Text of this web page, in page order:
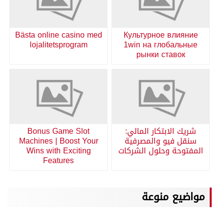
Культурное влияние
1win на глобальные
рынки ставок
Bästa online casino med
lojalitetsprogram
شريك الابتكار المالي:
سنقل فيو والمصرفية
المفتوحة وحلول الشركات
Bonus Game Slot
Machines | Boost Your
Wins with Exciting
Features
مواضيع منوعة